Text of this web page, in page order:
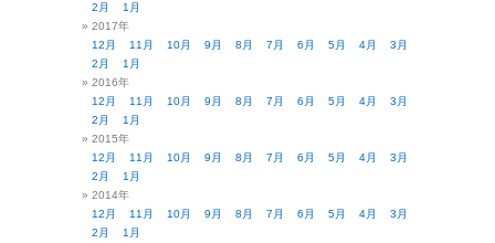
2月
1月
2017年
12月
11月 10月 9月 8月 7月 6月 5月 4月
3月
2月
1月
2016年
12月
11月 10月 9月 8月 7月 6月 5月 4月
3月
2月
1月
2015年
12月
11月 10月 9月 8月 7月 6月 5月 4月
3月
2月
1月
2014年
12月
11月 10月 9月 8月 7月 6月 5月 4月
3月
2月
1月